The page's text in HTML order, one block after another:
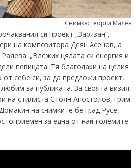
Снимка: Георги Малев
си проект „Зарязан“.
на композитора Деян Асенов, а
„Вложих цялата си енергия и
певицата. Тя благодари на целия
от себе си, за да предложи проект,
за публиката. За своята визия
на стилиста Стоян Апостолов, грим
на снимките бе град Русе,
за една от най-големите